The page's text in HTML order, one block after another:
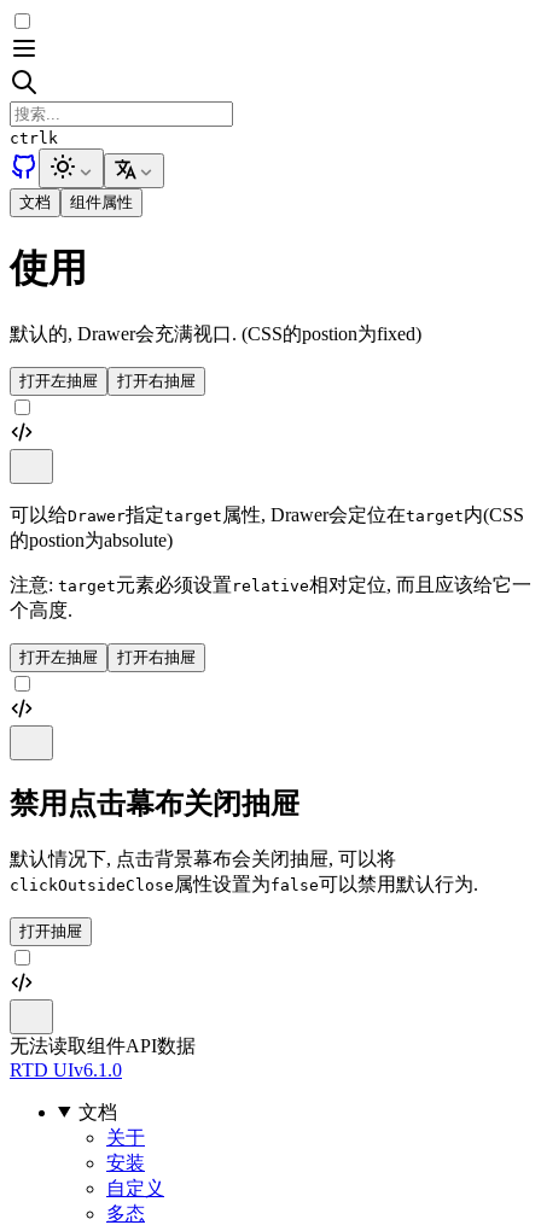
ctrl k
文档 组件属性
使用
默认的, Drawer会充满视口. (CSS的postion为fixed)
打开左抽屉 打开右抽屉
可以给Drawer指定target 属性, Drawer会定位在target内(CSS
的postion为absolute)
注意: target元素必须设置 relative相对定位, 而且应该给它一
个高度.
打开左抽屉 打开右抽屉
禁用点击幕布关闭抽屉
默认情况下, 点击背景幕布会关闭抽屉, 可以将
clickOutsideClose 属性设置为false可以禁用默认行为.
打开抽屉
无法读取组件API数据
RTD UIv6.1.0
文档
关于
安装
自定义
多态